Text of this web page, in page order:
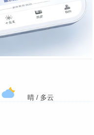
晴 / 多云